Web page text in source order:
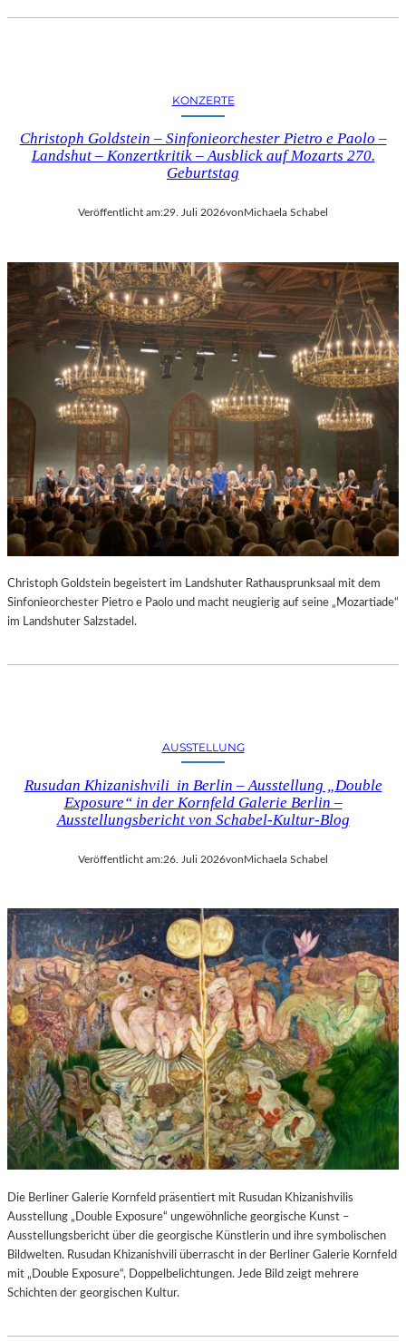
KONZERTE
Christoph Goldstein – Sinfonieorchester Pietro e Paolo –
Landshut – Konzertkritik – Ausblick auf Mozarts 270.
Geburtstag
Veröffentlicht am:29. Juli 2026von Michaela Schabel
Christoph Goldstein begeistert im Landshuter Rathausprunksaal mit dem
Sinfonieorchester Pietro e Paolo und macht neugierig auf seine „Mozartiade“
im Landshuter Salzstadel.
AUSSTELLUNG
Rusudan Khizanishvili in Berlin – Ausstellung „Double
Exposure“ in der Kornfeld Galerie Berlin –
Ausstellungsbericht von Schabel-Kultur-Blog
Veröffentlicht am:26. Juli 2026vonMichaela Schabel
Die Berliner Galerie Kornfeld präsentiert mit Rusudan Khizanishvilis
Ausstellung „Double Exposure“ ungewöhnliche georgische Kunst –
Ausstellungsbericht über die georgische Künstlerin und ihre symbolischen
Bildwelten. Rusudan Khizanishvili überrascht in der Berliner Galerie Kornfeld
mit „Double Exposure“, Doppelbelichtungen. Jede Bild zeigt mehrere
Schichten der georgischen Kultur.